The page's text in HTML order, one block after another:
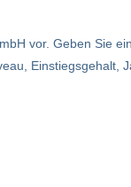
vor. Geben Sie
Einstiegsgehalt,